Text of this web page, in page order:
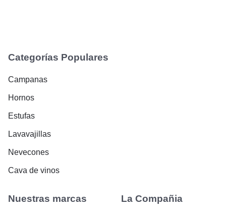
Categorías Populares
Campanas
Hornos
Estufas
Lavavajillas
Nevecones
Cava de vinos
Nuestras marcas La Compañia